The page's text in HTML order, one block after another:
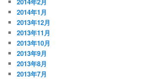
2014年1月
2013年12月
2013年11月
2013年10月
2013年9月
2013年8月
2013年7月